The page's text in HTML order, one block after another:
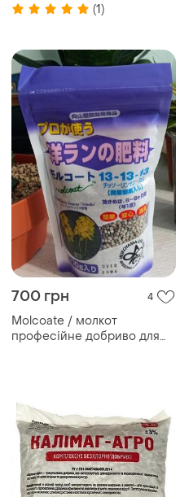
(1)
700 грн 4
Molcoate / молкот
професійне добриво для